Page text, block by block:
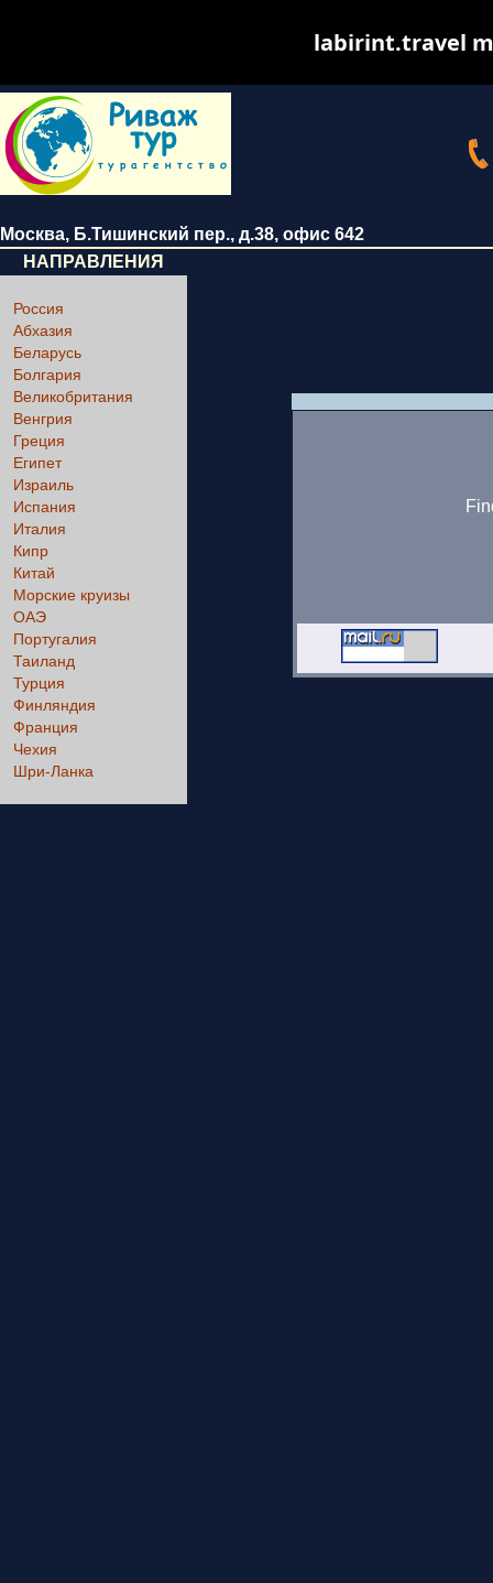
Москва, Б.Тишинский пер., д.38, офис 642
НАПРАВЛЕНИЯ
Россия
Абхазия
Беларусь
Болгария
Великобритания
Венгрия
Греция
Египет
Израиль
Испания
Италия
Кипр
Китай
Морские круизы
ОАЭ
Португалия
Таиланд
Турция
Финляндия
Франция
Чехия
Шри-Ланка
labirint.travel